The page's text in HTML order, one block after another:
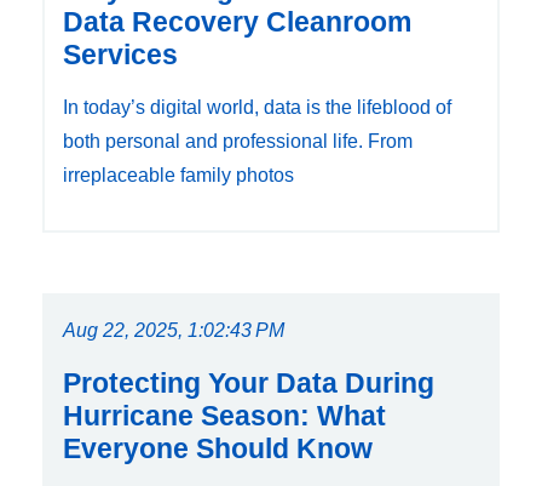
Data Recovery Cleanroom
Services
In today’s digital world, data is the lifeblood of
both personal and professional life. From
irreplaceable family photos
Aug 22, 2025, 1:02:43 PM
Protecting Your Data During
Hurricane Season: What
Everyone Should Know